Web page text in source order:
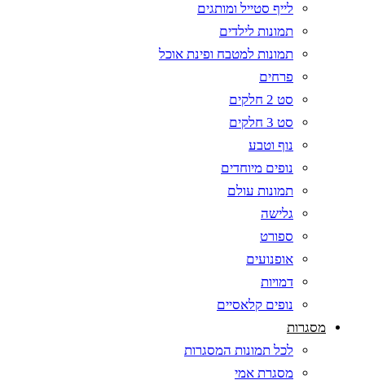
לייף סטייל ומותגים
תמונות לילדים
תמונות למטבח ופינת אוכל
פרחים
סט 2 חלקים
סט 3 חלקים
נוף וטבע
נופים מיוחדים
תמונות עולם
גלישה
ספורט
אופנועים
דמויות
נופים קלאסיים
מסגרות
לכל תמונות המסגרות
מסגרת אמי